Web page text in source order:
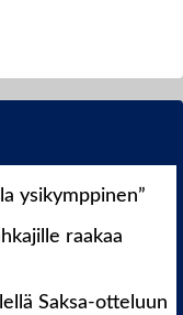
ysikymppinen”
raakaa
Saksa-otteluun